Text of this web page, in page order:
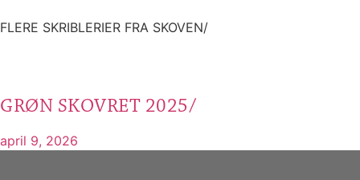
FLERE SKRIBLERIER FRA SKOVEN/
GRØN SKOVRET 2025/
april 9, 2026